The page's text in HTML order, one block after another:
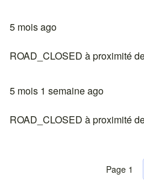
5 mois ago
ROAD_CLOSED à proximité
5 mois 1 semaine ago
ROAD_CLOSED à proximité
Page 1